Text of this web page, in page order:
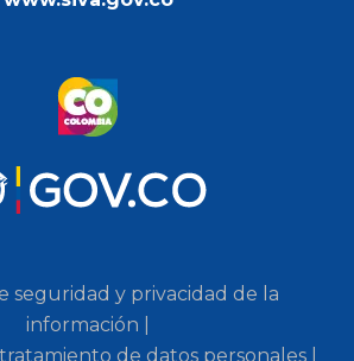
seguridad y privacidad de la
información |
de datos personales |